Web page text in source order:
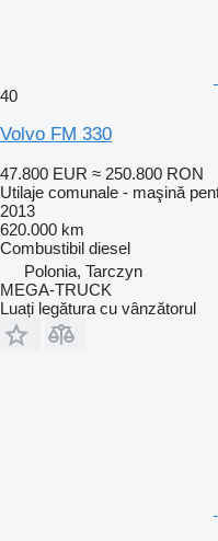
40
Volvo FM 330
47.800 EUR ≈ 250.800 RON
Utilaje comunale - maşină
2013
620.000 km
Combustibil diesel
Polonia, Tarczyn
MEGA-TRUCK
Luați legătura cu vânzătorul